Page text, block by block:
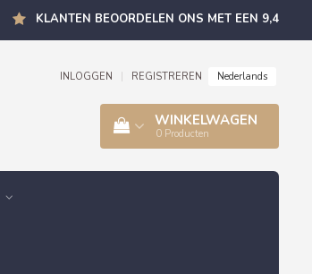
KLANTEN BEOORDELEN ONS MET EEN 9,4
INLOGGEN REGISTREREN Nederlands
WINKELWAGEN
0 Producten